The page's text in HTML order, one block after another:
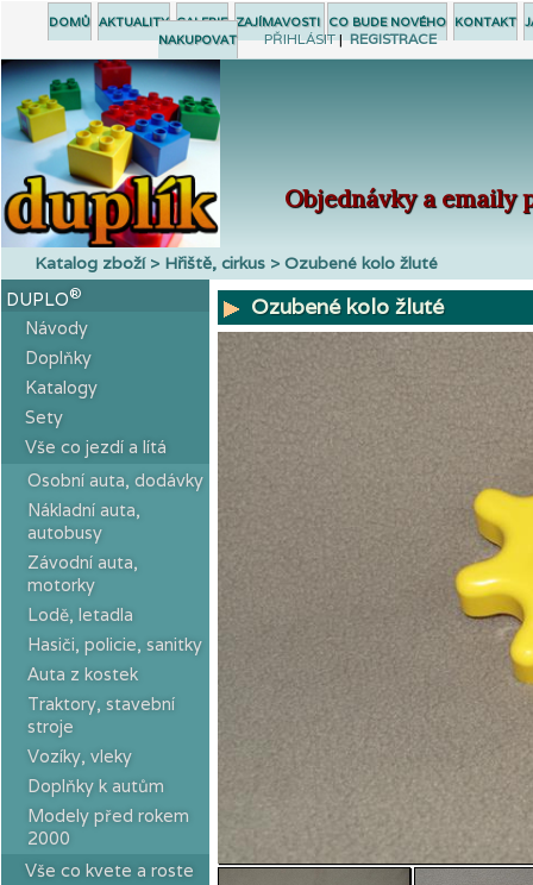
DOMŮ AKTUALITY GALERIE ZAJÍMAVOSTI CO BUDE NOVÉHO KONTAKT
NAKUPOVAT
PŘIHLÁSIT| REGISTRACE
Objednávky a emaily
Katalog zboží > Hřiště, cirkus > Ozubené kolo žluté
DUPLO®
Návody
Doplňky
Katalogy
Sety
Vše co jezdí a lítá
Osobní auta, dodávky
Nákladní auta,
autobusy
Závodní auta,
motorky
Lodě, letadla
Hasiči, policie, sanitky
Auta z kostek
Traktory, stavební
stroje
Vozíky, vleky
Doplňky k autům
Modely před rokem
2000
Vše co kvete a roste
Ozubené kolo žluté